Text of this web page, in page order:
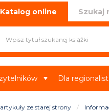
w
Katalog online Szukaj
Dla
ze starej strony